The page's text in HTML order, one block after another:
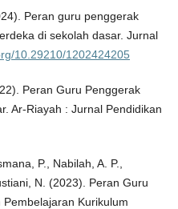
Peran guru penggerak
di sekolah dasar. Jurnal
10.29210/1202424205
Peran Guru Penggerak
Ar-Riayah : Jurnal Pendidikan
P., Nabilah, A. P.,
N. (2023). Peran Guru
Kurikulum